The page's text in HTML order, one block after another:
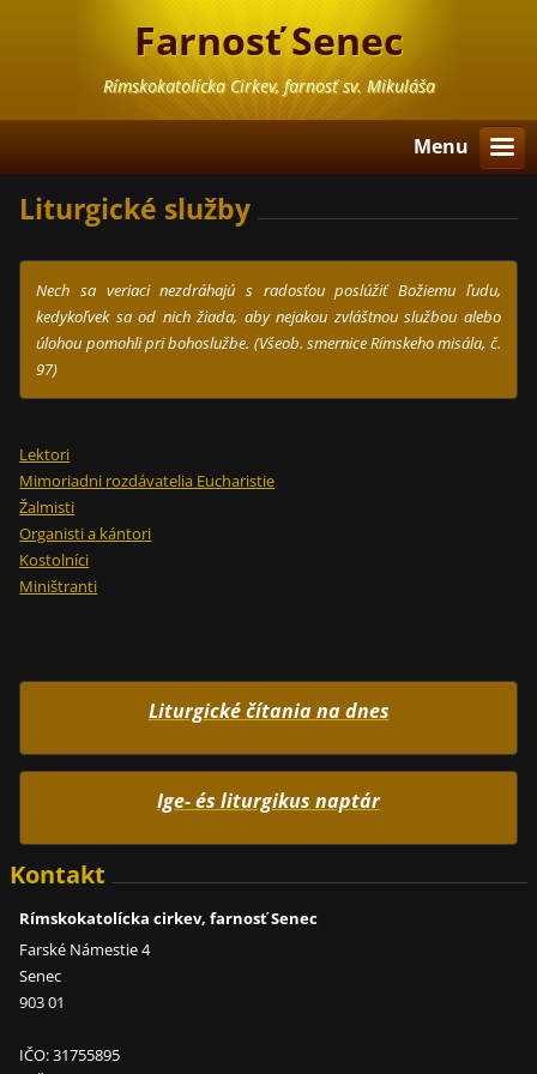
Farnosť Senec
Rímskokatolícka Cirkev, farnosť sv. Mikuláša
Menu
Liturgické služby
Nech sa veriaci nezdráhajú s radosťou poslúžiť Božiemu ľudu,
kedykoľvek sa od nich žiada, aby nejakou zvláštnou službou alebo
úlohou pomohli pri bohoslužbe. (Všeob. smernice Rímskeho misála, č.
97)
Lektori
Mimoriadni rozdávatelia Eucharistie
Žalmisti
Organisti a kántori
Kostolníci
Miništranti
Liturgické čítania na dnes
Ige- és liturgikus naptár
Kontakt
Rímskokatolícka cirkev, farnosť Senec
Farské Námestie 4
Senec
903 01
IČO: 31755895